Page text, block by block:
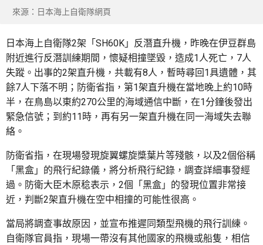
來源：日本海上自衛隊網頁
日本海上自衛隊2架「SH60K」反潛直升機，昨晚在伊豆群島
附近進行反潛訓練期間，懷疑相撞墜毀，造成1人死亡，7人
失蹤。出事的2架直升機，共載有8人，暫時尋回1具遺體，其
餘7人下落不明；防衛省指，第1架直升機在當地晚上約10時
半，在鳥島以東約270公里的海域通信中斷，在1分鐘後發出
緊急信號；到約11時，再有另一架直升機在同一海域失去聯
絡。
防衛省指，在現場發現旋翼螺旋槳葉片等殘骸，以及2個俗稱
「黑盒」的飛行紀錄儀，將分析飛行紀錄，調查詳細事發經
過。防衛大臣木原稔表示，2個「黑盒」的發現位置非常接
近，判斷2架直升機在空中相撞的可能性很高。
當局將調查事故原因，並宣布推遲同類型飛機的飛行訓練。
自衛隊官員指，現場一帶沒有其他國家的飛機或船隻，相信